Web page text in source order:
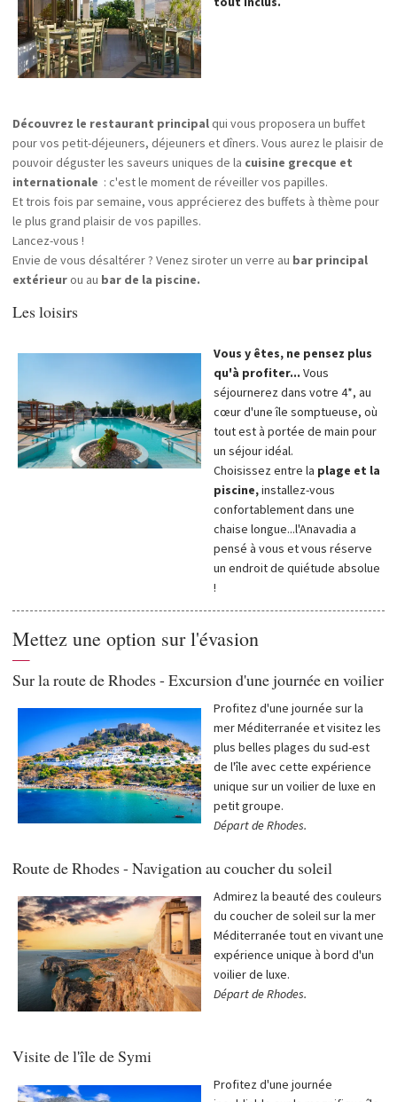
Découvrez le restaurant principalqui vous proposera un buffet
pour vos petit-déjeuners, déjeuners et dîners. Vous aurez le plaisir de
pouvoir déguster les saveurs uniques de la cuisine grecque et
internationale : c'est le moment de réveiller vos papilles.
Et trois fois par semaine, vous apprécierez des buffets à thème pour
le plus grand plaisir de vos papilles.
Lancez-vous !
Envie de vous désaltérer ? Venez siroter un verre au bar principal
extérieurou au bar de la piscine.
Les loisirs
Vous y êtes, ne pensez plus
qu'à profiter... Vous
séjournerez dans votre 4*, au
cœur d'une île somptueuse, où
tout est à portée de main pour
un séjour idéal.
Choisissez entre la plage et la
piscine,installez-vous
confortablement dans une
chaise longue...l'Anavadia a
pensé à vous et vous réserve
un endroit de quiétude absolue
!
Mettez une option sur l'évasion
—
Sur la route de Rhodes - Excursion d'une journée en voilier
Profitez d'une journée sur la
mer Méditerranée et visitez les
plus belles plages du sud-est
de l'île avec cette expérience
unique sur un voilier de luxe en
petit groupe.
Départ de Rhodes.
Route de Rhodes - Navigation au coucher du soleil
Admirez la beauté des couleurs
du coucher de soleil sur la mer
Méditerranée tout en vivant une
expérience unique à bord d'un
voilier de luxe.
Départ de Rhodes.
Visite de l'île de Symi
Profitez d'une journée